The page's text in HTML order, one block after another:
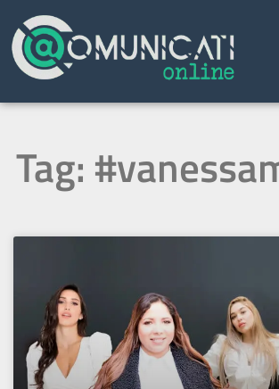
Tag: